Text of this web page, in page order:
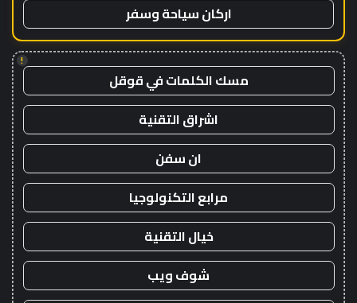
اركان سياحة وسفر
!
مسك الكلمات في قوقل
اشراق التقنية
ان سفن
مرابع التكنولوجيا
خيال التقنية
شوف ويب